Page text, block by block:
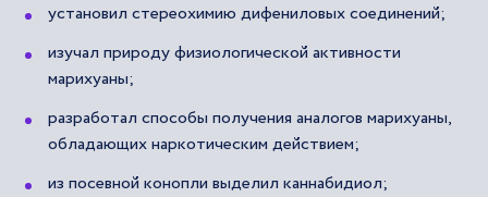
установил стереохимию дифениловых соединений;
изучал природу физиологической активности
марихуаны;
разработал способы получения аналогов марихуаны,
обладающих наркотическим действием;
из посевной конопли выделил каннабидиол;